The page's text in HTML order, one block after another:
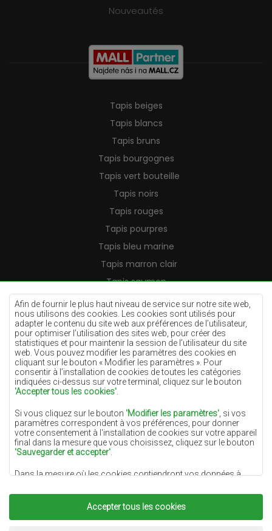
Afin de fournir le plus haut niveau de service sur notre site web,
nous utilisons des cookies. Les cookies sont utilisés pour
adapter le contenu du site web aux préférences de l’utilisateur,
pour optimiser l’utilisation des sites web, pour créer des
statistiques et pour maintenir la session de l’utilisateur du site
web. Vous pouvez modifier les paramètres des cookies en
cliquant sur le bouton « Modifier les paramètres ». Pour
consentir à l’installation de cookies de toutes les catégories
indiquées ci-dessus sur votre terminal, cliquez sur le bouton
'Accepter tous les cookies'
Si vous cliquez sur le bouton 'Modifier les paramètres' , si vos
paramètres correspondent à vos préférences, pour donner
votre consentement à l'installation de cookies sur votre appareil
final dans la mesure que vous choisissez, cliquez sur le bouton
'Sauvegarder et accepter'
Dans la mesure où les cookies contiendront vos données à
du responsable du traitement des données (DYWANYCHEMEX)
ou de tiers sous la forme de la fourniture de services de haute
qualité sur notre site Web et des activités de marketing du
responsable du traitement des données et de ses Partenaires de
Accepter tous les cookies
Nouveautés
Tapis beiges
Tapis blancs
Tapis bruns
Tapis bourgognes
Tapis vert bouteille
Tapis noirs
Tapis rouges
Tapis pourpres
Tapis bleu marine
Tapis marron clair
Tapis saumon
Tapis crème
Tapis lilas
Tapis jaunes
Tapis menthe
Tapis bleus
Tapis oranges
Tapis gris
Tapis terre cuite
Tapis dorés